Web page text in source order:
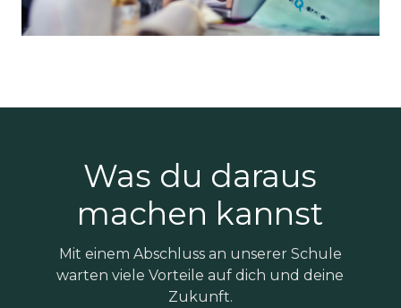
Was du daraus
machen kannst
Mit einem Abschluss an unserer Schule
warten viele Vorteile auf dich und deine
Zukunft.